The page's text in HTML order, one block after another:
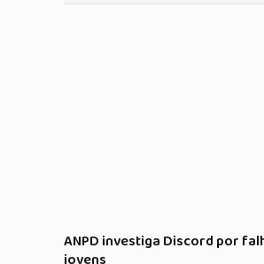
ANPD investiga Discord por